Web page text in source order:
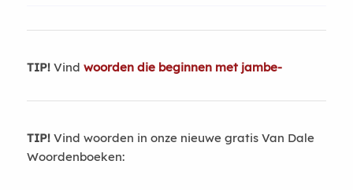
TIP!Vind woorden die beginnen met jambe-
TIP!Vind woorden in onze nieuwe gratis Van Dale
Woordenboeken: